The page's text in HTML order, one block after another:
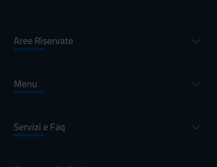
Aree Riservate
Menu
Servizi e Faq